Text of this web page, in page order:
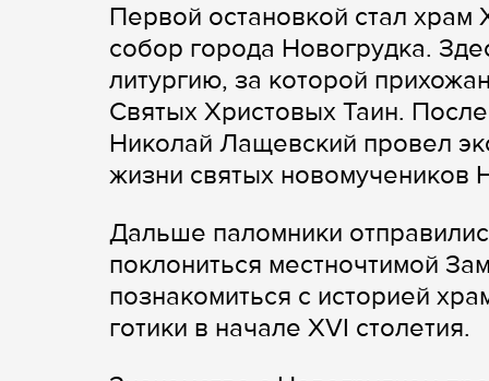
Первой остановкой стал
собор города Новогрудка.
литургию, за которой
Святых Христовых Таин.
Николай Лащевский провел
жизни святых новомучеников
Дальше паломники
поклониться местночтимой
познакомиться с историей
готики в начале XVI столетия.